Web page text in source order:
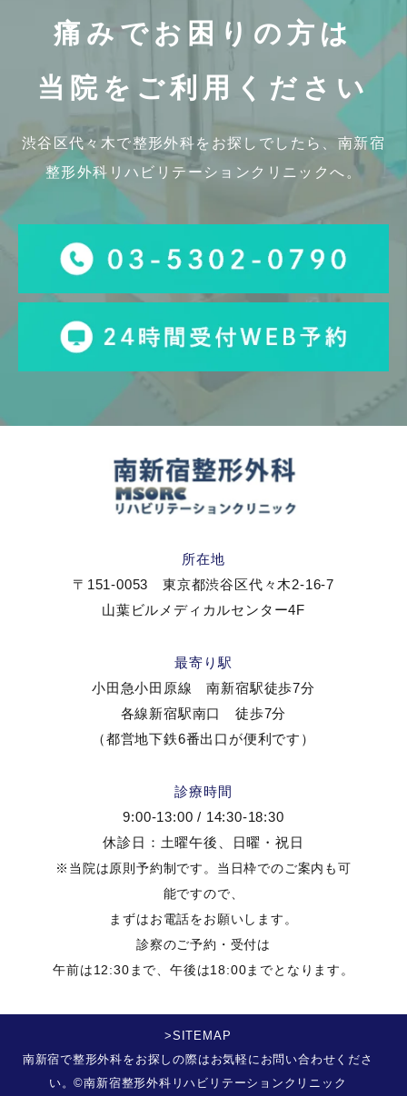
痛みでお困りの方は
当院をご利用ください
渋谷区代々木で整形外科をお探しでしたら、 南新宿
整形外科リハビリテーションクリニックへ。
所在地
〒151-0053 東京都渋谷区代々木2-16-7
山葉ビルメディカルセンター4F
最寄り駅
小田急小田原線 南新宿駅徒歩7分
各線新宿駅南口 徒歩7分
（都営地下鉄6番出口が便利です）
診療時間
9:00-13:00 / 14:30-18:30
休診日：土曜午後、日曜・祝日
※当院は原則予約制です。当日枠でのご案内も可
能ですので、
まずはお電話をお願いします。
診察のご予約・受付は
午前は12:30まで、午後は18:00までとなります。
>SITEMAP
南新宿で整形外科をお探しの際はお気軽にお問い合わせくださ
い。©南新宿整形外科リハビリテーションクリニック